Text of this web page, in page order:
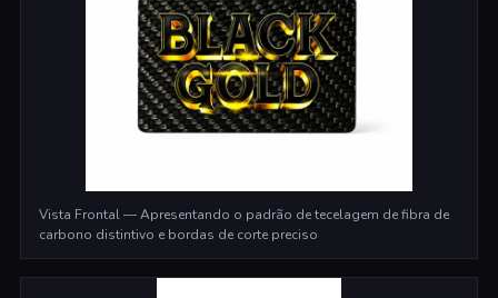
Vista Frontal — Apresentando o padrão de tecelagem de fibra de
carbono distintivo e bordas de corte preciso